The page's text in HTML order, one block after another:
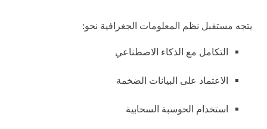
يتجه مستقبل نظم المعلومات الجغرافية نحو:
التكامل مع الذكاء الاصطناعي
الاعتماد على البيانات الضخمة
استخدام الحوسبة السحابية